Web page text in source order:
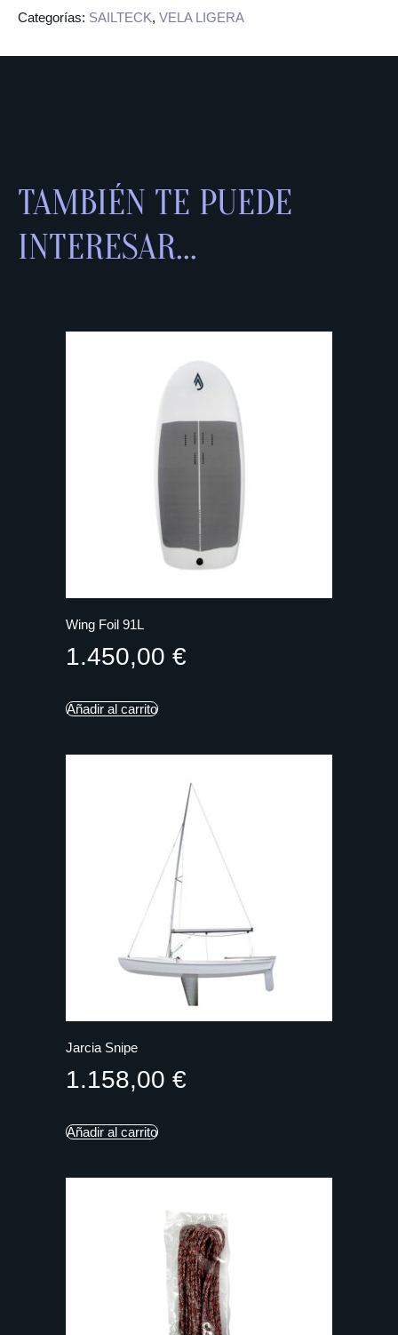
Categorías: SAILTECK, VELA LIGERA
TAMBIÉN TE PUEDE
INTERESAR...
Wing Foil 91L
1.450,00 €
Añadir al carrito
Jarcia Snipe
1.158,00 €
Añadir al carrito